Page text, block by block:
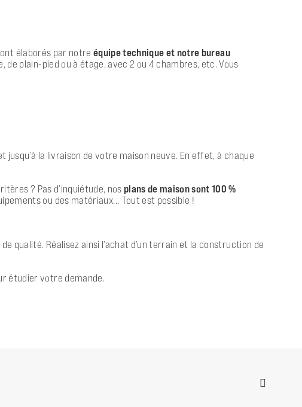
élaborés par notre équipe technique et notre bureau
plain-pied ou à étage, avec 2 ou 4 chambres, etc. Vous
la livraison de votre maison neuve. En effet, à chaque
? Pas d’inquiétude, nos plans de maison sont 100 %
ou des matériaux… Tout est possible !
qualité. Réalisez ainsi l’achat d’un terrain et la construction de
étudier votre demande.